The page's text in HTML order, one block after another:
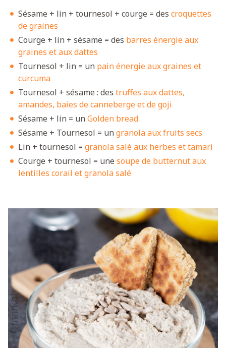
Sésame + lin + tournesol + courge = des croquettes
de graines
Courge + lin + sésame = des barres énergie aux
graines et aux dattes
Tournesol + lin = un pain énergie aux graines et
curcuma
Tournesol + sésame : des truffes aux dattes,
amandes, baies de canneberge et de goji
Sésame + lin = un Golden bread
Sésame + Tournesol = un granola aux fruits secs
Lin + tournesol = granola salé aux herbes et tamari
Courge + tournesol = une soupe de butternut aux
lentilles corail et granola salé